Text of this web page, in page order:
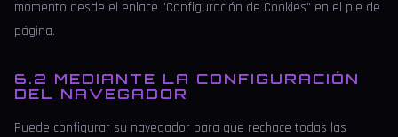
momento desde el enlace "Configuración de Cookies" en el pie de
página.
6.2 MEDIANTE LA CONFIGURACIÓN
DEL NAVEGADOR
Puede configurar su navegador para que rechace todas las